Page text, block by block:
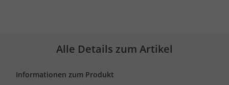
Alle Details zum Artikel
Informationen zum Produkt